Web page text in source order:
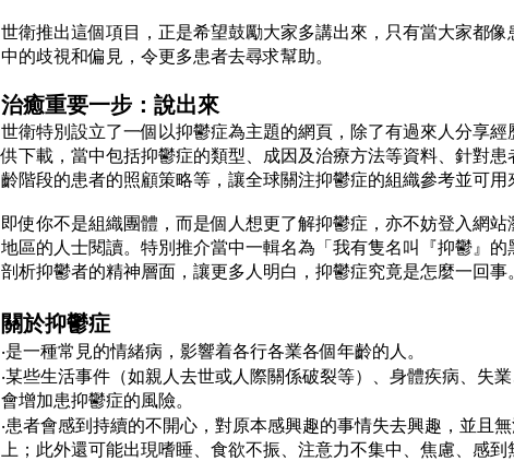
世衛推出這個項目，正是希望鼓勵大家多講出來，只有當大家都
中的歧視和偏見，令更多患者去尋求幫助。
治癒重要一步：說出來
世衛特別設立了一個以抑鬱症為主題的網頁，除了有過來人分享
供下載，當中包括抑鬱症的類型、成因及治療方法等資料、針對
齡階段的患者的照顧策略等，讓全球關注抑鬱症的組織參考並可用
即使你不是組織團體，而是個人想更了解抑鬱症，亦不妨登入網
地區的人士閱讀。特別推介當中一輯名為「我有隻名叫『抑鬱』
剖析抑鬱者的精神層面，讓更多人明白，抑鬱症究竟是怎麼一回事。
關於抑鬱症
‧是一種常見的情緒病，影響着各行各業各個年齡的人。
‧某些生活事件（如親人去世或人際關係破裂等）、身體疾病、失
會增加患抑鬱症的風險。
‧患者會感到持續的不開心，對原本感興趣的事情失去興趣，並且
上；此外還可能出現嗜睡、食欲不振、注意力不集中、焦慮、感到